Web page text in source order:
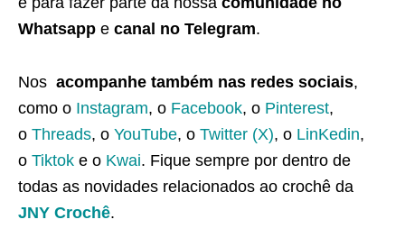
Whatsapp e canal no Telegram.
Nos acompanhe também nas redes sociais,
como o Instagram, o Facebook, o Pinterest,
o Threads, o YouTube, o Twitter (X), o LinKedin,
o Tiktok e o Kwai. Fique sempre por dentro de
todas as novidades relacionados ao crochê da
JNY Crochê.